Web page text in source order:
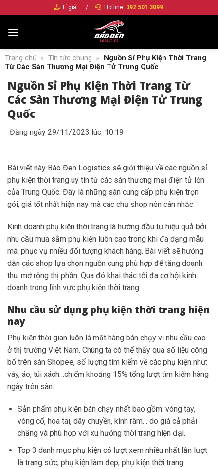
nội
Tỉ giá: / Hotline: 092 501 3099
Trang chủ » Tin tức chung »
Nguồn Sỉ Phụ Kiện Thời Trang
Từ Các Sàn Thương Mại Điện Tử Trung Quốc
Nguồn Sỉ Phụ Kiện Thời Trang Từ
Các Sàn Thương Mại Điện Tử Trung
Quốc
Đăng ngày 29/11/2023 lúc: 10:19
Bài viết này Báo Đen Logistics sẽ giới thiệu về các nguồn sỉ
phụ kiện thời trang uy tín từ các sàn thương mại điện tử lớn
của Trung Quốc. Đây là những sàn cung cấp phụ kiện trọn
gói, giá tốt nhất hiện nay mà các chủ shop nên cân nhắc.
Kinh doanh phụ kiện thời trang là hướng đầu tư hiệu quả bởi
nhu cầu mua sắm phụ kiện luôn cao trong khi đa dạng mẫu
mã, phục vụ nhiều đối tượng khách hàng. Bài viết sẽ hướng
dẫn các shop lựa chọn nguồn cung phù hợp để tăng doanh
thu, mở rộng thị phần. Qua đó khai thác tối đa cơ hội kinh
doanh trong lĩnh vực phụ kiện thời trang.
Nhu cầu sử dụng phụ kiện thời trang hiện
nay
Phụ kiện thời gian luôn là mặt hàng bán chạy vì nhu cầu cao
ở thị trường Việt Nam. Chúng ta có thể thấy qua số liệu công
bố trên sàn Shopee, số lượng tìm kiếm về các phụ kiện như:
váy, áo, túi xách…chiếm khoảng 15% tổng lượt tìm kiếm hàng
ngày trên sàn.
Sản phẩm phụ kiện bán chạy nhất bao gồm: vòng tay,
vòng cổ, hoa tai, dây chuyền, kính râm… do giá cả phải
chăng và phù hợp với xu hướng thời trang hiện đại.
Top 3 danh mục phụ kiện có lượt xem nhiều nhất lần lượt
là trang sức, phụ kiện làm đẹp, phụ kiện thời trang.